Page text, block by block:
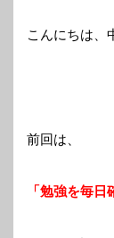
こんにちは、
前回は、
「勉強を毎日